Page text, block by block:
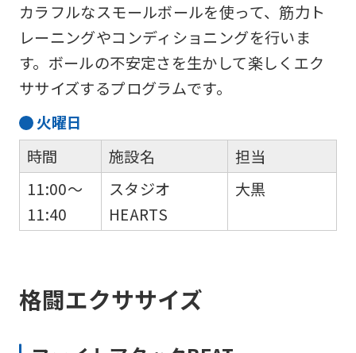
カラフルなスモールボールを使って、筋力ト
レーニングやコンディショニングを行いま
す。ボールの不安定さを生かして楽しくエク
ササイズするプログラムです。
火曜日
時間
11:00～
11:40
施設名
スタジオ
HEARTS
担当
大黒
格闘エクササイズ